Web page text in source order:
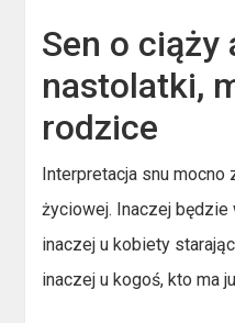
Sen o ciąży
nastolatki,
rodzice
Interpretacja snu
życiowej. Inaczej będzie
inaczej u kobiety
inaczej u kogoś, kto ma